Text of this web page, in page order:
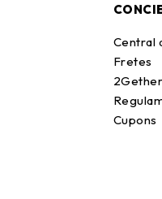
Central
Fretes
Cupons